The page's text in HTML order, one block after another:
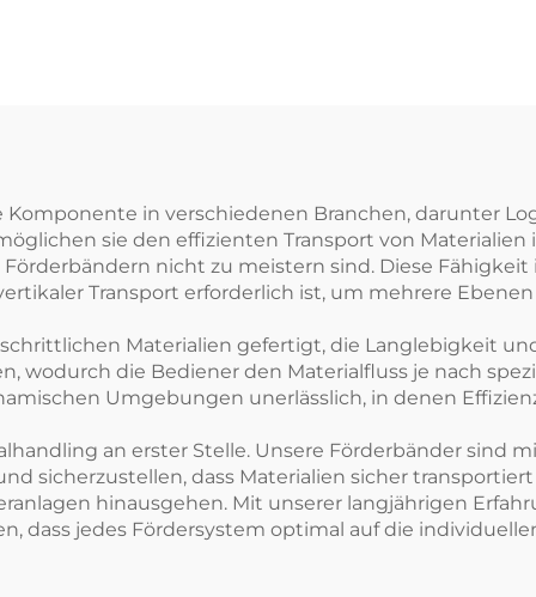
in verschiedenen Branchen, darunter
sie den effizienten Transport von
nicht zu meistern sind. Diese
Transport erforderlich ist, um mehrere
Materialien gefertigt, die Langlebigkeit
wodurch die Bediener den Materialfluss je nach
Umgebungen unerlässlich, in denen
an erster Stelle. Unsere Förderbänder sind
sicherzustellen, dass Materialien sicher
hinausgehen. Mit unserer langjährigen
dass jedes Fördersystem optimal auf die